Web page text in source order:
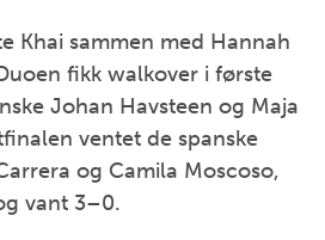
Khai sammen med Hannah
fikk walkover i første
Johan Havsteen og Maja
ventet de spanske
og Camila Moscoso,
vant 3–0.